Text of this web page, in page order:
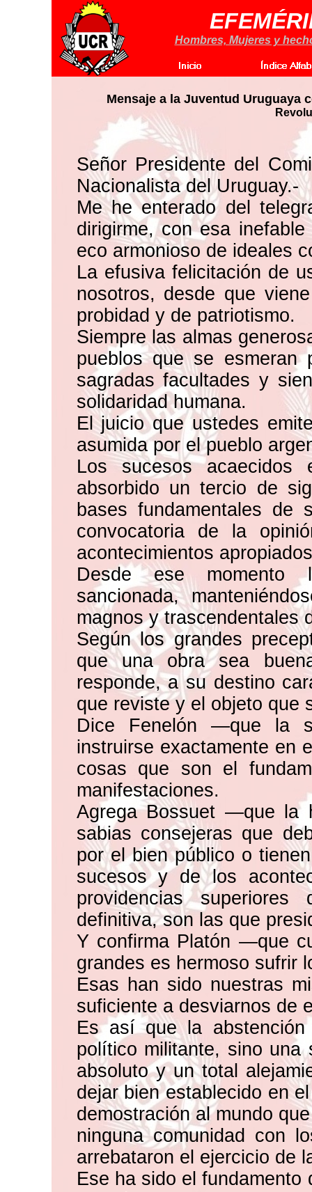
Hombres, Mujeres y
Mensaje a la Juventud Uruguaya
Señor Presidente del
Nacionalista del Uruguay.-
Me he enterado del
dirigirme, con esa
eco armonioso de ideales
La efusiva felicitación de
nosotros, desde que
probidad y de patriotismo.
Siempre las almas
pueblos que se esmeran
sagradas facultades y
solidaridad humana.
El juicio que ustedes
asumida por el pueblo
Los sucesos
absorbido un tercio de
bases fundamentales de
convocatoria de la
acontecimientos
Desde ese momento
sancionada,
magnos y trascendentales
Según los grandes
que una obra sea
responde, a su destino
que reviste y el objeto que
Dice Fenelón —que la
instruirse exactamente en
cosas que son el
manifestaciones.
Agrega Bossuet —que la
sabias consejeras que
por el bien público o
sucesos y de los
providencias
definitiva, son las que
Y confirma Platón —que
grandes es hermoso sufrir
Esas han sido nuestras
suficiente a desviarnos de
Es así que la
político militante, sino una
absoluto y un total
dejar bien establecido en
demostración al mundo
ninguna comunidad con
arrebataron el ejercicio de
Ese ha sido el